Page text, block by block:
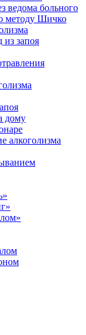
ведома больного
методу Шичко
запоя
дому
алкоголизма